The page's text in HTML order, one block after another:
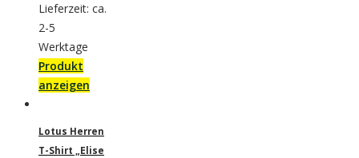
Lieferzeit: ca.
2-5
Werktage
Produkt
anzeigen
Lotus Herren
T-Shirt „Elise